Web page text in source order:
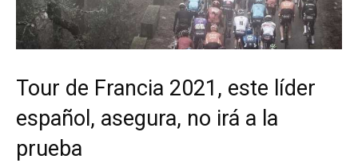
Tour de Francia 2021, este líder
español, asegura, no irá a la
prueba